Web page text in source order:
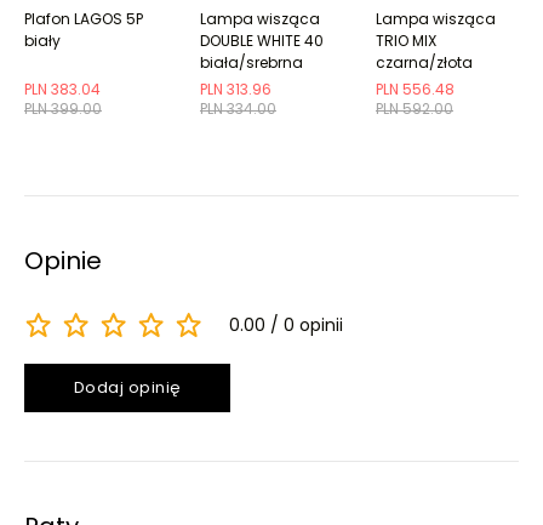
PLN 399.00
PLN 383.04
Plafon LAGOS 5P
biały
PLN 334.00
PLN 313.96
Lampa wisząca
DOUBLE WHITE 40
biała/srebrna
PLN 592.00
PLN 556.48
Lampa wisząca
TRIO MIX
czarna/złota
Opinie
0.00 0 opinii
Dodaj opinię